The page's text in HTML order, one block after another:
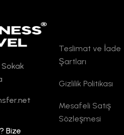
Bize
Teslimat ve İade
Şartları
Gizlilik Politikası
Mesafeli Satış
Sözleşmesi